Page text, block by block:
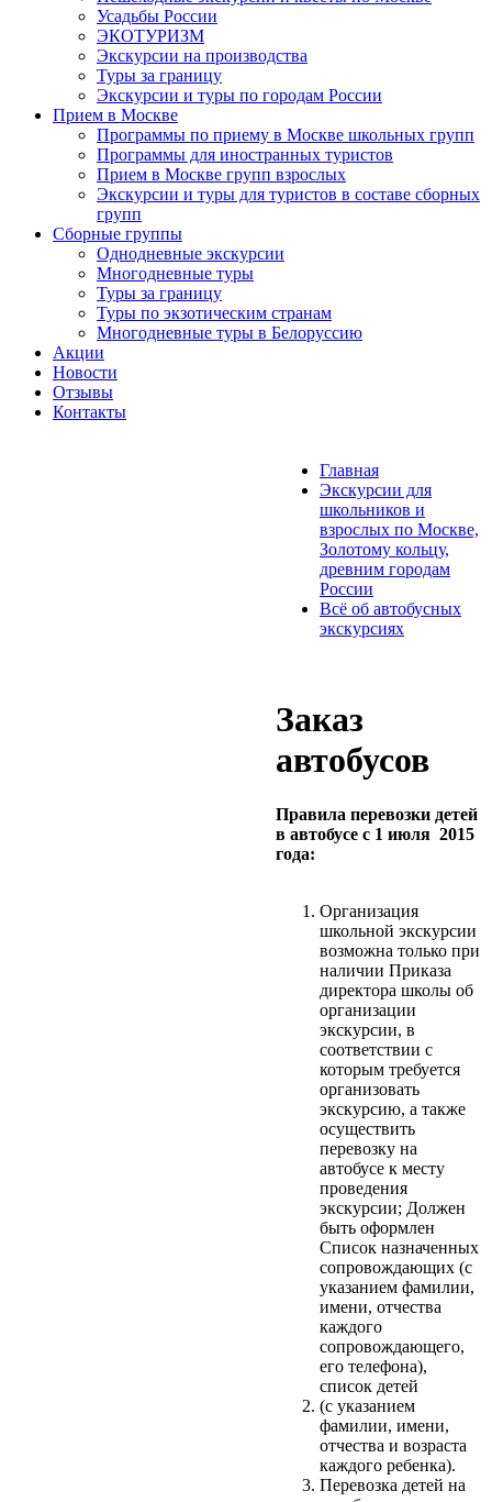
Усадьбы России
ЭКОТУРИЗМ
Экскурсии на производства
Туры за границу
Экскурсии и туры по городам России
Прием в Москве
Программы по приему в Москве школьных групп
Программы для иностранных туристов
Прием в Москве групп взрослых
Экскурсии и туры для туристов в составе сборных
групп
Сборные группы
Однодневные экскурсии
Многодневные туры
Туры за границу
Туры по экзотическим странам
Многодневные туры в Белоруссию
Акции
Новости
Отзывы
Контакты
Главная
Экскурсии для
школьников и
взрослых по Москве,
Золотому кольцу,
древним городам
России
Всё об автобусных
экскурсиях
Заказ
автобусов
Правила перевозки детей
в автобусе с 1 июля 2015
года:
Организация
школьной экскурсии
возможна только при
наличии Приказа
директора школы об
организации
экскурсии, в
соответствии с
которым требуется
организовать
экскурсию, а также
осуществить
перевозку на
автобусе к месту
проведения
экскурсии; Должен
быть оформлен
Список назначенных
сопровождающих (с
указанием фамилии,
имени, отчества
каждого
сопровождающего,
его телефона),
список детей
(с указанием
фамилии, имени,
отчества и возраста
каждого ребенка).
Перевозка детей на